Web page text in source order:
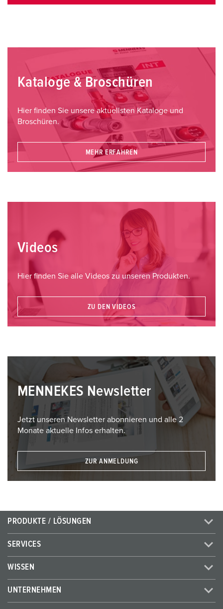
Kataloge & Broschüren
Hier finden Sie unsere aktuellsten Kataloge und
Broschüren.
MEHR ERFAHREN
Videos
Hier finden Sie alle Videos zu unseren Produkten.
ZU DEN VIDEOS
MENNEKES Newsletter
Jetzt unseren Newsletter abonnieren und alle 2
Monate aktuelle Infos erhalten.
ZUR ANMELDUNG
PRODUKTE / LÖSUNGEN
SERVICES
WISSEN
UNTERNEHMEN